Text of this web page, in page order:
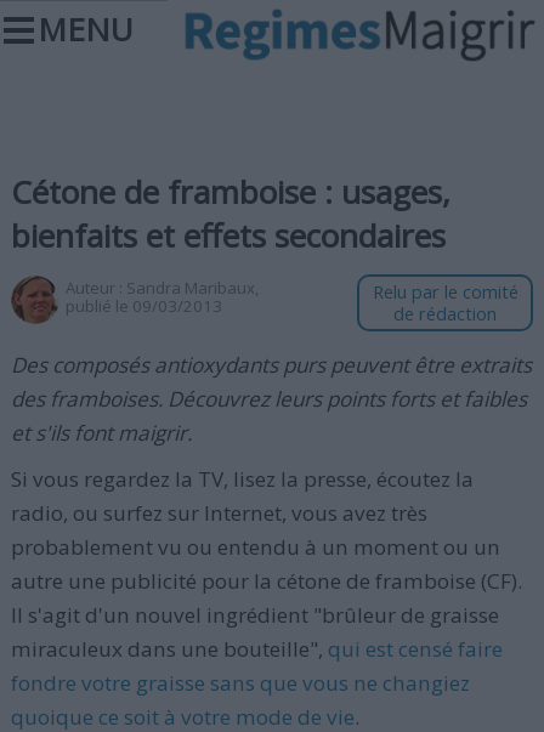
MENU
Cétone de framboise : usages,
bienfaits et effets secondaires
Auteur : Sandra Maribaux,
publié le 09/03/2013
Relu par le comité
de rédaction
Des composés antioxydants purs peuvent être extraits
des framboises. Découvrez leurs points forts et faibles
et s'ils font maigrir.
Si vous regardez la TV, lisez la presse, écoutez la
radio, ou surfez sur Internet, vous avez très
probablement vu ou entendu à un moment ou un
autre une publicité pour la cétone de framboise (CF).
Il s'agit d'un nouvel ingrédient "brûleur de graisse
miraculeux dans une bouteille", qui est censé faire
fondre votre graisse sans que vous ne changiez
quoique ce soit à votre mode de vie.